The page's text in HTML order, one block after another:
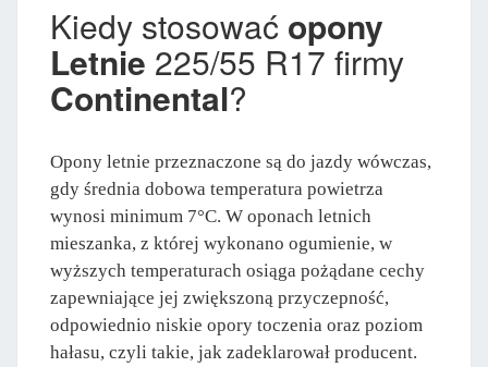
Kiedy stosować opony
Letnie 225/55 R17 firmy
Continental?
Opony letnie przeznaczone są do jazdy wówczas,
gdy średnia dobowa temperatura powietrza
wynosi minimum 7°C. W oponach letnich
mieszanka, z której wykonano ogumienie, w
wyższych temperaturach osiąga pożądane cechy
zapewniające jej zwiększoną przyczepność,
odpowiednio niskie opory toczenia oraz poziom
hałasu, czyli takie, jak zadeklarował producent.